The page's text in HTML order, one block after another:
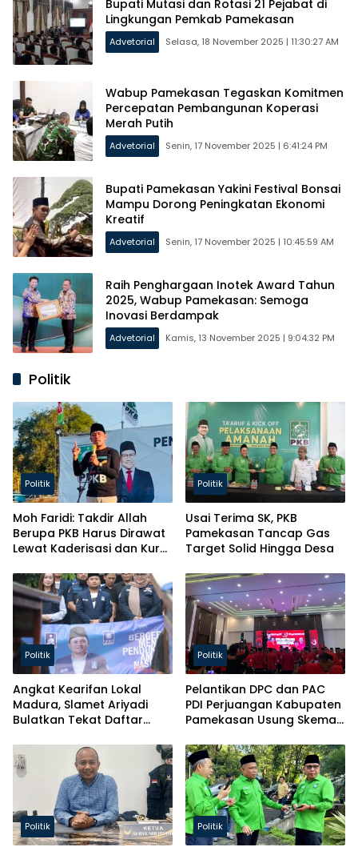
Bupati Mutasi dan Rotasi 21 Pejabat di
Lingkungan Pemkab Pamekasan
Advetorial Selasa, 18 November 2025 | 11:30:27 AM
Wabup Pamekasan Tegaskan Komitmen
Percepatan Pembangunan Koperasi
Merah Putih
Advetorial Senin, 17 November 2025 | 6:41:24 PM
Bupati Pamekasan Yakini Festival Bonsai
Mampu Dorong Peningkatan Ekonomi
Kreatif
Advetorial Senin, 17 November 2025 | 10:45:59 AM
Raih Penghargaan Inotek Award Tahun
2025, Wabup Pamekasan: Semoga
Inovasi Berdampak
Advetorial Kamis, 13 November 2025 | 9:04:32 PM
Politik
Politik
Moh Faridi: Takdir Allah
Berupa PKB Harus Dirawat
Lewat Kaderisasi dan Kursi
Politik
Usai Terima SK, PKB
Pamekasan Tancap Gas
Target Solid Hingga Desa
Politik
Angkat Kearifan Lokal
Madura, Slamet Ariyadi
Bulatkan Tekat Daftar
Politik
Pelantikan DPC dan PAC
PDI Perjuangan Kabupaten
Pamekasan Usung Skema
Politik Politik